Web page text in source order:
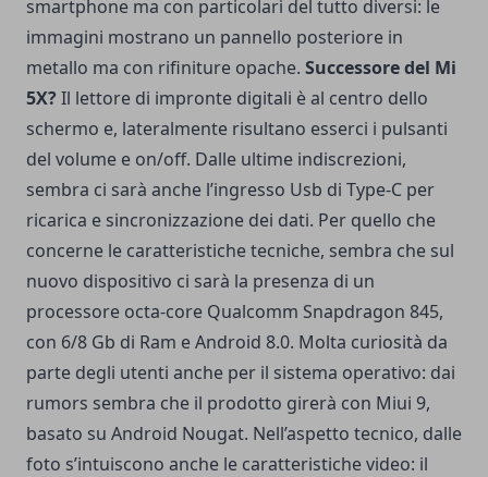
smartphone ma con particolari del tutto diversi: le
immagini mostrano un pannello posteriore in
metallo ma con rifiniture opache. Successore del Mi
5X?Il lettore di impronte digitali è al centro dello
schermo e, lateralmente risultano esserci i pulsanti
del volume e on/off. Dalle ultime indiscrezioni,
sembra ci sarà anche l’ingresso Usb di Type-C per
ricarica e sincronizzazione dei dati. Per quello che
concerne le caratteristiche tecniche, sembra che sul
nuovo dispositivo ci sarà la presenza di un
processore octa-core Qualcomm Snapdragon 845,
con 6/8 Gb di Ram e Android 8.0. Molta curiosità da
parte degli utenti anche per il sistema operativo: dai
rumors sembra che il prodotto girerà con Miui 9,
basato su Android Nougat. Nell’aspetto tecnico, dalle
foto s’intuiscono anche le caratteristiche video: il